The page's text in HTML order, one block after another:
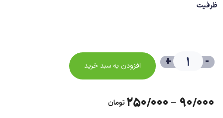
ظرفیت
-
+ افزودن به سبد خرید
90/000
–
250/000 تومان